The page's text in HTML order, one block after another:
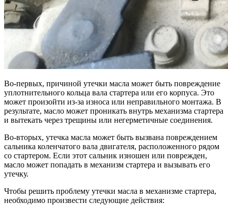
Во-первых, причиной утечки масла может быть повреждение
уплотнительного кольца вала стартера или его корпуса. Это
может произойти из-за износа или неправильного монтажа. В
результате, масло может проникать внутрь механизма стартера
и вытекать через трещины или негерметичные соединения.
Во-вторых, утечка масла может быть вызвана повреждением
сальника коленчатого вала двигателя, расположенного рядом
со стартером. Если этот сальник изношен или поврежден,
масло может попадать в механизм стартера и вызывать его
утечку.
Чтобы решить проблему утечки масла в механизме стартера,
необходимо произвести следующие действия: